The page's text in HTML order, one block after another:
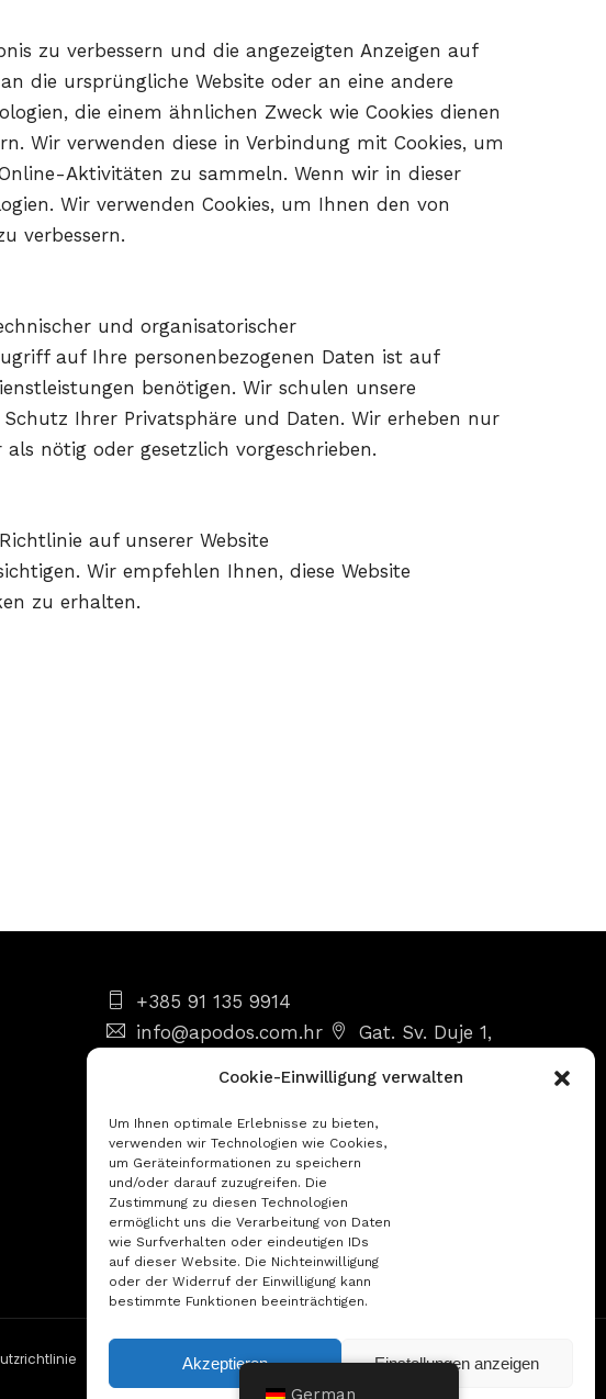
Cookie-Einwilligung verwalten
Um Ihnen optimale Erlebnisse zu bieten,
verwenden wir Technologien wie Cookies,
um Geräteinformationen zu speichern
und/oder darauf zuzugreifen. Die
Zustimmung zu diesen Technologien
ermöglicht uns die Verarbeitung von Daten
wie Surfverhalten oder eindeutigen IDs
auf dieser Website. Die Nichteinwilligung
oder der Widerruf der Einwilligung kann
bestimmte Funktionen beeinträchtigen.
Akzeptieren Einstellungen anzeigen
zu verbessern und die angezeigten Anzeigen auf
die ursprüngliche Website oder an eine andere
die einem ähnlichen Zweck wie Cookies dienen
Wir verwenden diese in Verbindung mit Cookies, um
Aktivitäten zu sammeln. Wenn wir in dieser
Wir verwenden Cookies, um Ihnen den von
verbessern.
und organisatorischer
auf Ihre personenbezogenen Daten ist auf
benötigen. Wir schulen unsere
Ihrer Privatsphäre und Daten. Wir erheben nur
nötig oder gesetzlich vorgeschrieben.
auf unserer Website
Wir empfehlen Ihnen, diese Website
zu erhalten.
+385 91 135 9914
info@apodos.com.hr
Gat. Sv. Duje 1,
Sicherheit von Online-Zahlungen
Website erstellt von Sutra
German